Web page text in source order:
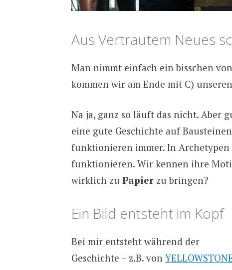
Aus Vertrautem Neues
Man nimmt einfach ein bisschen
kommen wir am Ende mit C)
Na ja, ganz so läuft das nicht. Aber
eine gute Geschichte auf
funktionieren immer. In Archetypen
funktionieren. Wir kennen ihre
wirklich zu Papierzu bringen?
Ein Bild entsteht im Kopf
Bei mir entsteht während der
Geschichte – z.B. von